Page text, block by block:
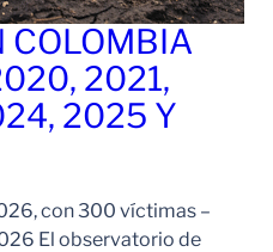
COLOMBIA
2021,
2025 Y
con 300 víctimas –
El observatorio de